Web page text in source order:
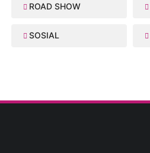
ROAD SHOW
SOSIAL